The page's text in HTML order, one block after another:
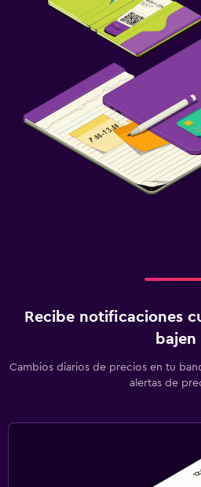
Recibe notificaciones
bajen
Cambios diarios de precios en tu
alertas de